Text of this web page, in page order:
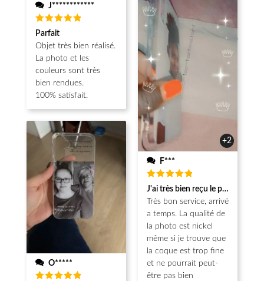
J************
Note5
sur 5
Parfait
Objet très bien réalisé.
La photo et les
couleurs sont très
bien rendues.
100% satisfait.
O*****
+2
F***
Note5
sur 5
J'ai très bien reçu le produit.
Très bon service, arrivé
a temps. La qualité de
la photo est nickel
même si je trouve que
la coque est trop fine
et ne pourrait peut-
être pas bien